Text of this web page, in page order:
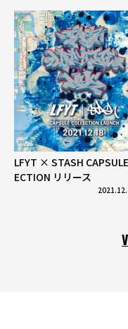
LFYT × STASH
ECTION リリース